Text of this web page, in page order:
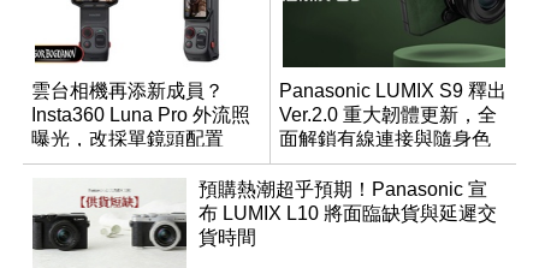
雲台相機再添新成員？
Insta360 Luna Pro 外流照
曝光，改採單鏡頭配置
Panasonic LUMIX S9 釋出
Ver.2.0 重大韌體更新，全
面解鎖有線連接與隨身色
調編輯
預購熱潮超乎預期！Panasonic 宣
布 LUMIX L10 將面臨缺貨與延遲交
貨時間